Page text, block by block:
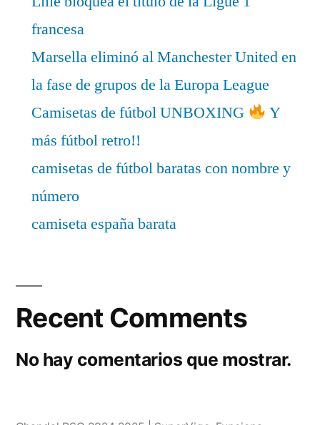
francesa
Marsella eliminó al Manchester United en
la fase de grupos de la Europa League
Camisetas de fútbol UNBOXING
Y
más fútbol retro!!
camisetas de fútbol baratas con nombre y
número
camiseta españa barata
Recent Comments
No hay comentarios que mostrar.